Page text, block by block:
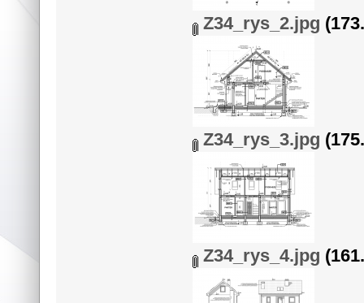
Z34_rys_2.jpg
Z34_rys_3.jpg
Z34_rys_4.jpg